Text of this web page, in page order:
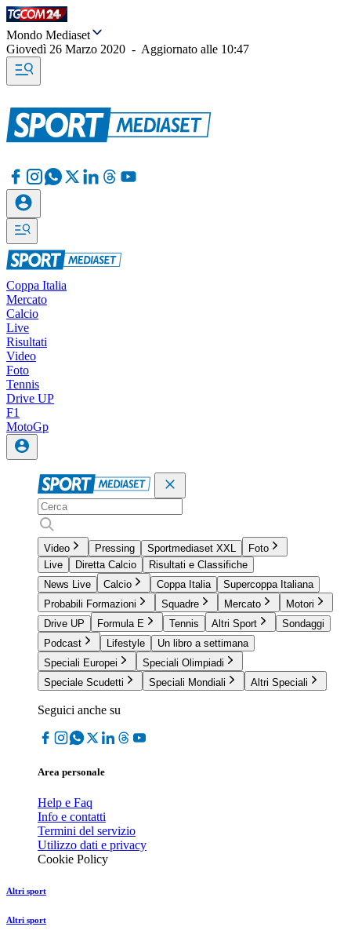
Mondo Mediaset
Giovedì 26 Marzo 2020 - Aggiornato alle 10:47
Coppa Italia
Mercato
Calcio
Live
Risultati
Video
Foto
Tennis
Drive UP
F1
MotoGp
Video Pressing Sportmediaset XXL
Foto
Live
Diretta Calcio
Risultati e Classifiche
News Live
Calcio Coppa Italia
Supercoppa Italiana
Probabili Formazioni
Squadre Mercato
Motori
Drive UP
Formula E Tennis Altri Sport
Sondaggi
Podcast
Lifestyle
Un libro a settimana
Speciali Europei
Speciali Olimpiadi
Speciale Scudetti
Speciali Mondiali Altri Speciali
Seguici anche su
Area personale
Help e Faq
Info e contatti
Termini del servizio
Utilizzo dati e privacy
Cookie Policy
Altri sport
Altri sport